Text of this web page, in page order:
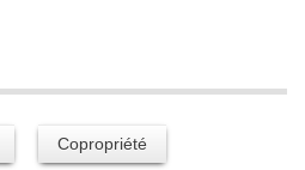
Copropriété